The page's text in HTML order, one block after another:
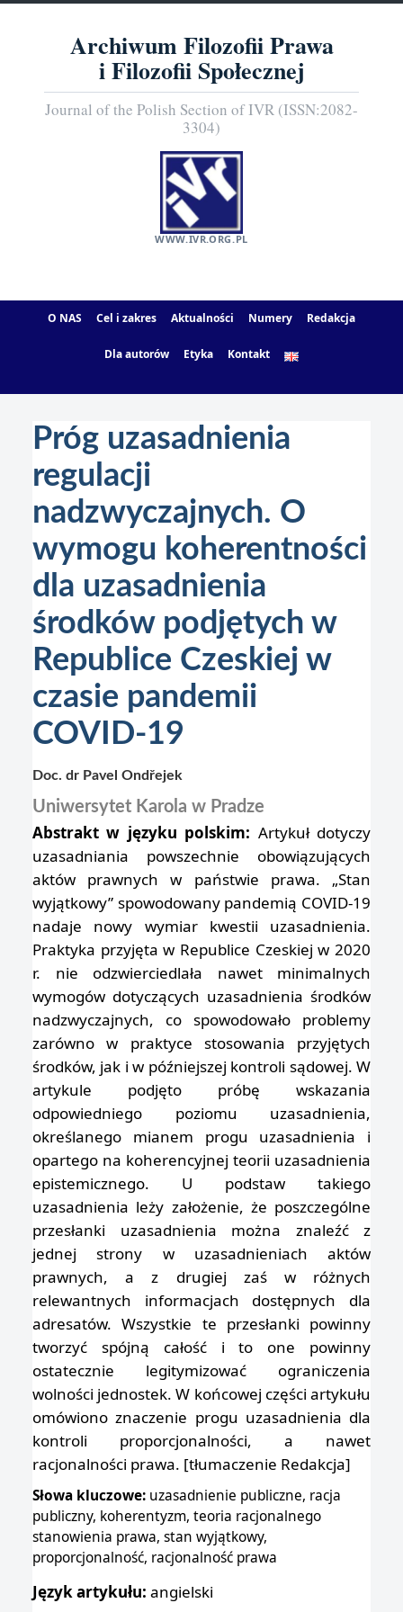
Archiwum Filozofii Prawa
i Filozofii Społecznej
Journal of the Polish Section of IVR (ISSN:2082-
3304)
WWW.IVR.ORG.PL
O NAS Cel i zakres Aktualności Numery Redakcja
Dla autorów Etyka Kontakt
Próg uzasadnienia
regulacji
nadzwyczajnych. O
wymogu koherentności
dla uzasadnienia
środków podjętych w
Republice Czeskiej w
czasie pandemii
COVID-19
Doc. dr Pavel Ondřejek
Uniwersytet Karola w Pradze
Abstrakt w języku polskim: Artykuł dotyczy
uzasadniania powszechnie obowiązujących
aktów prawnych w państwie prawa. „Stan
wyjątkowy” spowodowany pandemią COVID-19
nadaje nowy wymiar kwestii uzasadnienia.
Praktyka przyjęta w Republice Czeskiej w 2020
r. nie odzwierciedlała nawet minimalnych
wymogów dotyczących uzasadnienia środków
nadzwyczajnych, co spowodowało problemy
zarówno w praktyce stosowania przyjętych
środków, jak i w późniejszej kontroli sądowej. W
artykule podjęto próbę wskazania
odpowiedniego poziomu uzasadnienia,
określanego mianem progu uzasadnienia i
opartego na koherencyjnej teorii uzasadnienia
epistemicznego. U podstaw takiego
uzasadnienia leży założenie, że poszczególne
przesłanki uzasadnienia można znaleźć z
jednej strony w uzasadnieniach aktów
prawnych, a z drugiej zaś w różnych
relewantnych informacjach dostępnych dla
adresatów. Wszystkie te przesłanki powinny
tworzyć spójną całość i to one powinny
ostatecznie legitymizować ograniczenia
wolności jednostek. W końcowej części artykułu
omówiono znaczenie progu uzasadnienia dla
kontroli proporcjonalności, a nawet
racjonalności prawa. [tłumaczenie Redakcja]
Słowa kluczowe: uzasadnienie publiczne, racja
publiczny, koherentyzm, teoria racjonalnego
stanowienia prawa, stan wyjątkowy,
proporcjonalność, racjonalność prawa
Język artykułu: angielski